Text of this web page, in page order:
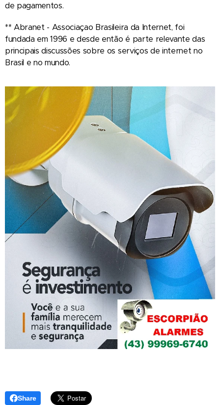
de pagamentos.
** Abranet - Associaçao Brasileira da Internet, foi
fundada em 1996 e desde então é parte relevante das
principais discussões sobre os serviços de internet no
Brasil e no mundo.
Share